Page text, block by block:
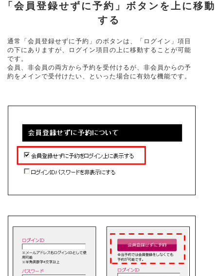
「会員登録せずに予約」ボタンを上に移動
する
通常「会員登録せずに予約」のボタンは、「ログイン」項目
の下にありますが、ログイン項目の上に移動することが可能
です。
会員、非会員の両方から予約を受付けるが、非会員からの予
約をメインで受付けたい、といった場合に有効な機能です。